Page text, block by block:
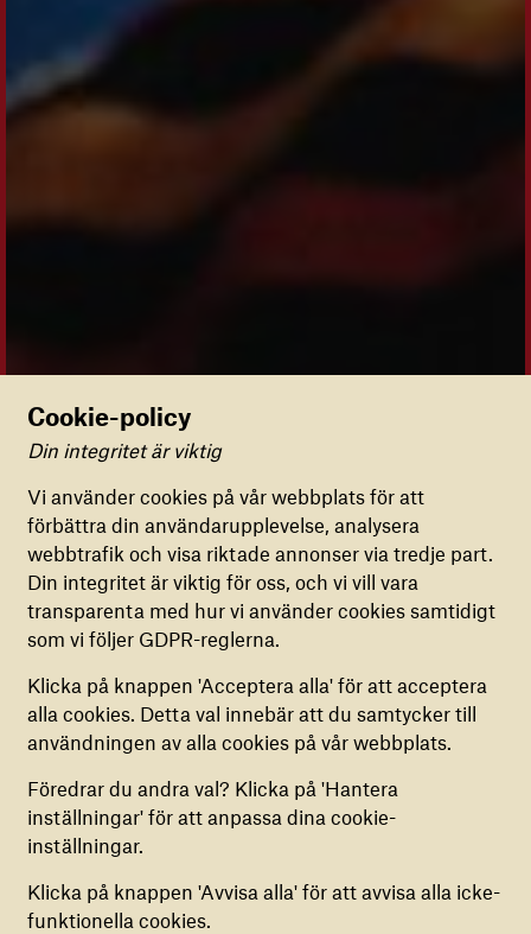
Inställningar för cookies
FUNKTIONELLA COOKIES
Dessa cookies är nödvändiga för att vår
webbplats ska fungera korrekt. De kan inte
inaktiveras.
COOKIES FÖR ANALYS
Dessa cookies hjälper oss att samla in anonym
information om hur vår webbplats används. Du
COOKIES FÖR MARKNADSFÖRING
Vi använder dessa cookies för att anpassa din
upplevelse och förse dig med skräddarsytt
innehåll. Du har möjlighet att aktivera eller
Cookie-policy
Din integritet är viktig
Vi använder cookies på vår webbplats för att
förbättra din användarupplevelse, analysera
webbtrafik och visa riktade annonser via tredje part.
Din integritet är viktig för oss, och vi vill vara
transparenta med hur vi använder cookies samtidigt
som vi följer GDPR-reglerna.
Klicka på knappen 'Acceptera alla' för att acceptera
alla cookies. Detta val innebär att du samtycker till
användningen av alla cookies på vår webbplats.
Föredrar du andra val? Klicka på 'Hantera
inställningar' för att anpassa dina cookie-
inställningar.
Klicka på knappen 'Avvisa alla' för att avvisa alla icke-
funktionella cookies.